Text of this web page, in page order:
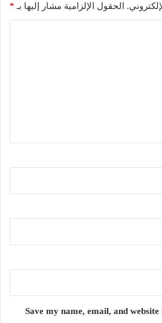
الحقول الإلزامية مشار إليها بـ *
Save my name, email, and